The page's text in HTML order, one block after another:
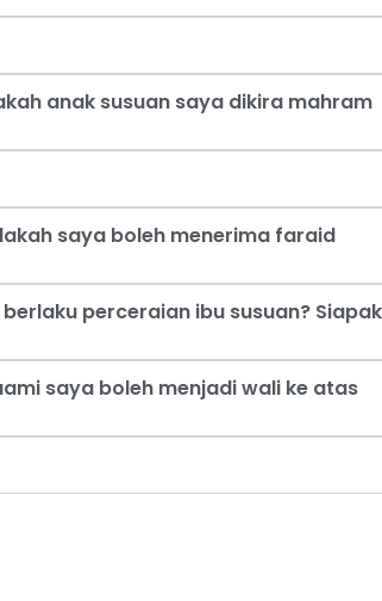
anak susuan saya dikira mahram
saya boleh menerima faraid
perceraian ibu susuan?
saya boleh menjadi wali ke atas